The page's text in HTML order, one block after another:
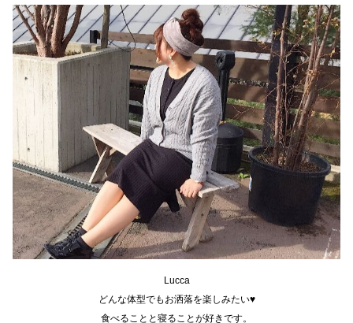
Lucca
どんな体型でもお洒落を楽しみたい♥
食べることと寝ることが好きです。